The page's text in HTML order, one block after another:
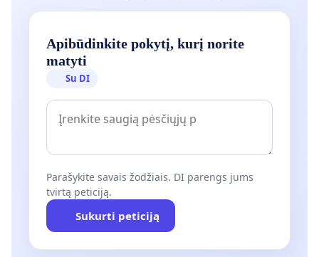
Apibūdinkite pokytį, kurį norite
matyti
Su DI
Parašykite savais žodžiais. DI parengs jums
tvirtą peticiją.
Sukurti peticiją